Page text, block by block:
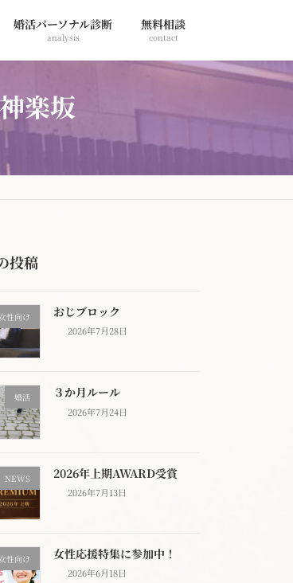
婚活パーソナル診断
analysis
無料相談
contact
楽坂
投稿
女性向け おじブロック
2026年7月28日
婚活 ３か月ルール
2026年7月24日
NEWS 2026年上期AWARD受賞
2026年7月13日
女性向け 女性応援特集に参加中！
2026年6月18日